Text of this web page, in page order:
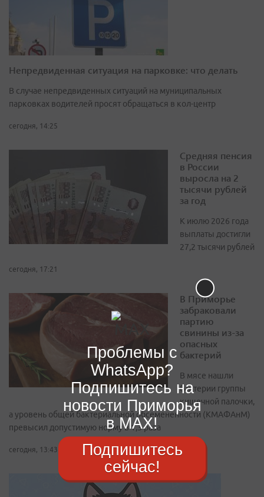
Непредвиденная ситуация на парковке: что делать
В случае непредвиденных ситуаций на муниципальных
парковках водителей просят обращаться в кол-центр
сегодня, 14:25
Средняя пенсия
в России
выросла на 2
тысячи рублей
за год
К июлю 2026 года
выплаты достигли
27,2 тысячи рублей
сегодня, 17:21
В Приморье
забраковали
партию
свинины из-за
опасных
бактерий
В мясе нашли
бактерии группы
кишечной палочки,
а уровень общей бактериальной обсемененности (КМАФАнМ)
превысил допустимую норму в 1,3 раза
сегодня, 13:43
Проблемы с
WhatsApp?
Подпишитесь на
новости Приморья
в MAX!
Подпишитесь
сейчас!